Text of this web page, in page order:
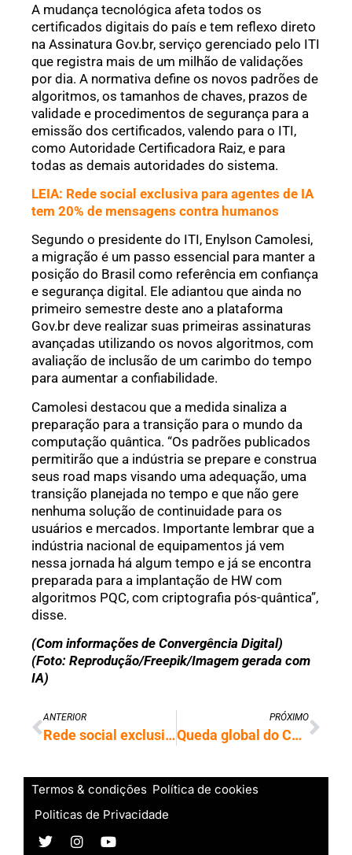
A mudança tecnológica afeta todos os
certificados digitais do país e tem reflexo direto
na Assinatura Gov.br, serviço gerenciado pelo ITI
que registra mais de um milhão de validações
por dia. A normativa define os novos padrões de
algoritmos, os tamanhos de chaves, prazos de
validade e procedimentos de segurança para a
emissão dos certificados, valendo para o ITI,
como Autoridade Certificadora Raiz, e para
todas as demais autoridades do sistema.
LEIA: Rede social exclusiva para agentes de IA
tem 20% de mensagens contra humanos
Segundo o presidente do ITI, Enylson Camolesi,
a migração é um passo essencial para manter a
posição do Brasil como referência em confiança
e segurança digital. Ele adiantou que ainda no
primeiro semestre deste ano a plataforma
Gov.br deve realizar suas primeiras assinaturas
avançadas utilizando os novos algoritmos, com
avaliação de inclusão de um carimbo do tempo
para aumentar a confiabilidade.
Camolesi destacou que a medida sinaliza a
preparação para a transição para o mundo da
computação quântica. “Os padrões publicados
permitirão que a indústria se prepare e construa
seus road maps visando uma adequação, uma
transição planejada no tempo e que não gere
nenhuma solução de continuidade para os
usuários e mercados. Importante lembrar que a
indústria nacional de equipamentos já vem
nessa jornada há algum tempo e já se encontra
preparada para a implantação de HW com
algoritmos PQC, com criptografia pós-quântica”,
disse.
(Com informações de Convergência Digital)
(Foto: Reprodução/Freepik/Imagem gerada com
IA)
ANTERIOR
Rede social exclusiva para agentes de IA tem 20% de mensagens contra humanos
PRÓXIMO
Queda global do ChatGPT expõe fragilidade de serviços críticos de inteligência artificial
Termos & condições Política de cookies
Politicas de Privacidade